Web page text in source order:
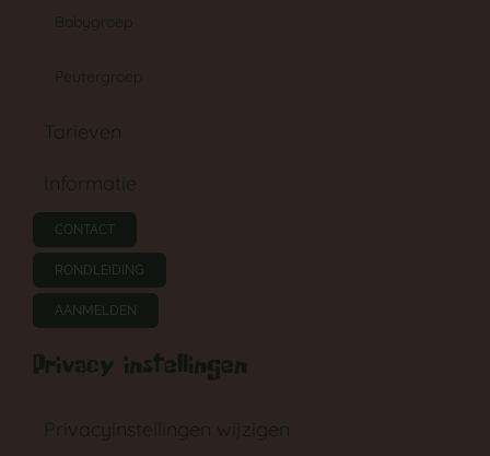
Babygroep
Peutergroep
Tarieven
Informatie
CONTACT
RONDLEIDING
AANMELDEN
Privacy instellingen
Privacyinstellingen wijzigen